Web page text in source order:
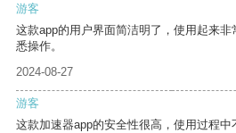
游客
这款app的用户界面简洁明了，使用起来
悉操作。
2024-08-27
游客
这款加速器app的安全性很高，使用过程